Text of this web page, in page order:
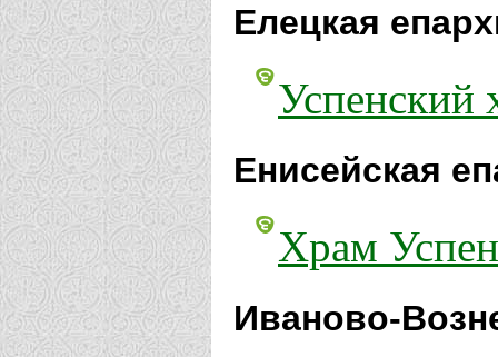
Елецкая
Успенский
Енисейская
Храм
Иваново-